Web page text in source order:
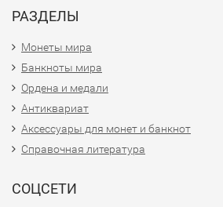
РАЗДЕЛЫ
Монеты мира
Банкноты мира
Ордена и медали
Антиквариат
Аксессуары для монет и банкнот
Справочная литература
СОЦСЕТИ